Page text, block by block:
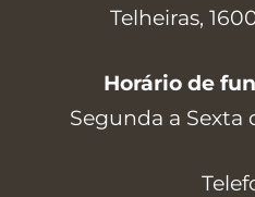
Telheiras,
Horário de
Segunda a Sexta